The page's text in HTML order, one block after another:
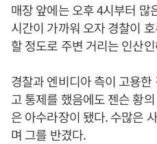
매장 앞에는 오후 4시부터 많
시간이 가까워 오자 경찰이
할 정도로 주변 거리는 인산
경찰과 엔비디아 측이 고용
고 통제를 했음에도 젠슨 황
은 아수라장이 됐다. 수많은
며 그를 반겼다.